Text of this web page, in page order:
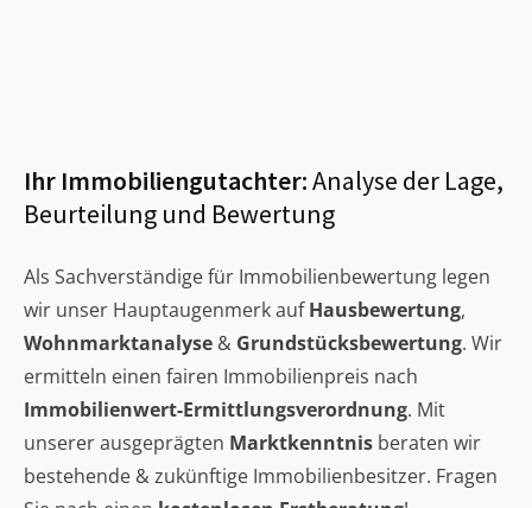
Ihr Immobiliengutachter:Analyse der Lage,
Beurteilung und Bewertung
Als Sachverständige für Immobilienbewertung legen
wir unser Hauptaugenmerk aufHausbewertung,
Wohnmarktanalyse & Grundstücksbewertung. Wir
ermitteln einen fairen Immobilienpreis nach
Immobilienwert-Ermittlungsverordnung. Mit
unserer ausgeprägten Marktkenntnis beraten wir
bestehende & zukünftige Immobilienbesitzer. Fragen